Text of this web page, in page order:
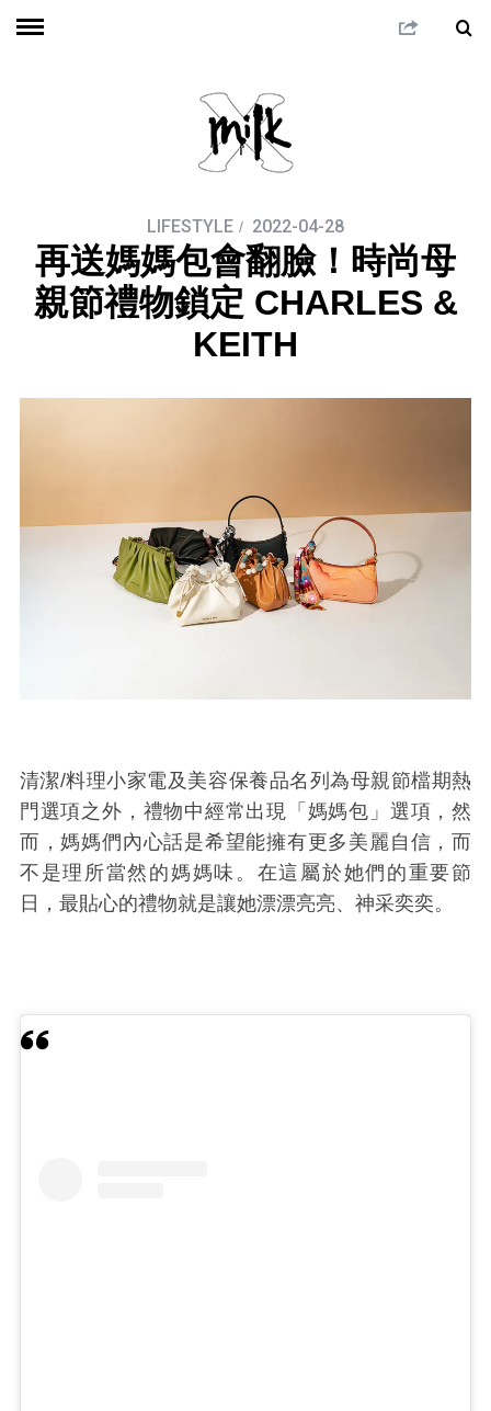
LIFESTYLE 2022-04-28
再送媽媽包會翻臉！時尚母
親節禮物鎖定 CHARLES &
KEITH
清潔/料理小家電及美容保養品名列為母親節檔期熱
門選項之外，禮物中經常出現「媽媽包」選項，然
而，媽媽們內心話是希望能擁有更多美麗自信，而
不是理所當然的媽媽味。在這屬於她們的重要節
日，最貼心的禮物就是讓她漂漂亮亮、神采奕奕。